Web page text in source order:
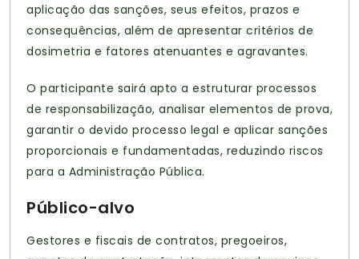
aplicação das sanções, seus efeitos, prazos e
consequências, além de apresentar critérios de
dosimetria e fatores atenuantes e agravantes.
O participante sairá apto a estruturar processos
de responsabilização, analisar elementos de prova,
garantir o devido processo legal e aplicar sanções
proporcionais e fundamentadas, reduzindo riscos
para a Administração Pública.
Público-alvo
Gestores e fiscais de contratos, pregoeiros,